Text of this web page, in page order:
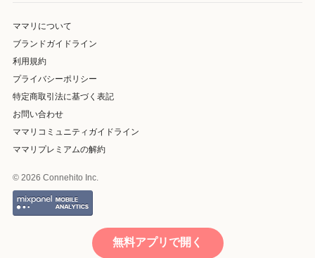
ママリについて
ブランドガイドライン
利用規約
プライバシーポリシー
特定商取引法に基づく表記
お問い合わせ
ママリコミュニティガイドライン
ママリプレミアムの解約
© 2026 Connehito Inc.
無料アプリで開く